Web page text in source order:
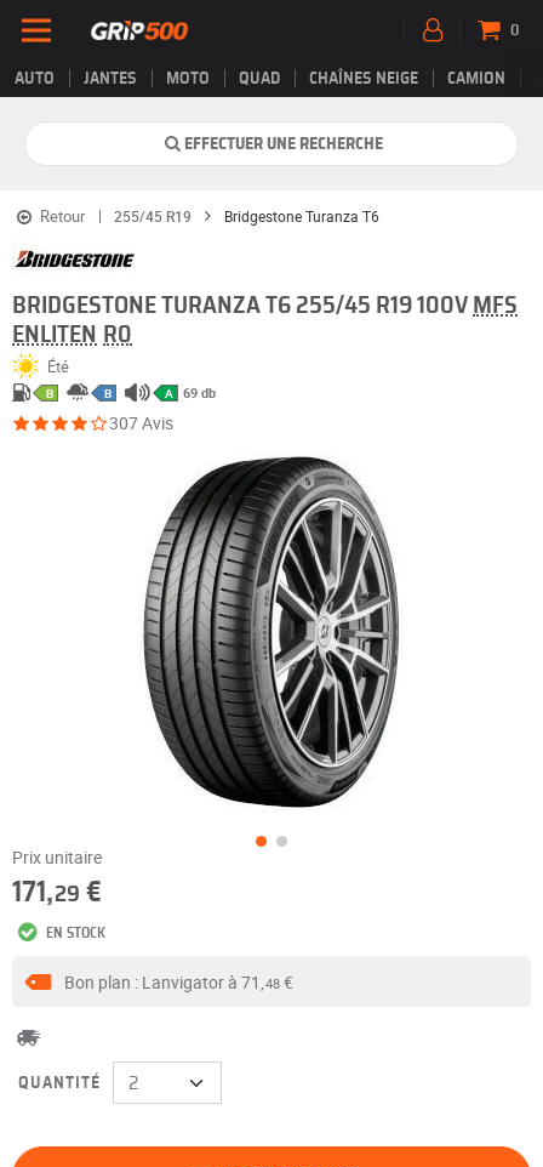
AUTO JANTES MOTO QUAD CHAÎNES NEIGE CAMION
0
EFFECTUER UNE RECHERCHE
Retour 255/45 R19 Bridgestone Turanza T6
BRIDGESTONE TURANZA T6 255/45 R19 100V MFS
ENLITEN
R0
Été
B B A 69 db
307 Avis
Prix unitaire
171,29 €
EN STOCK
Bon plan : Lanvigator à 71,48€
QUANTITÉ